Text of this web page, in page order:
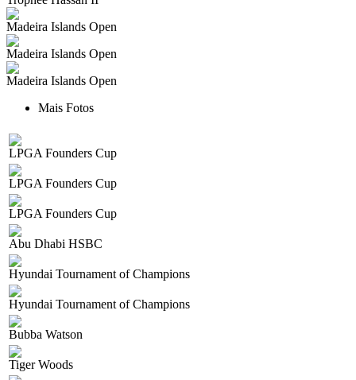
Madeira Islands Open
Madeira Islands Open
Madeira Islands Open
Mais Fotos
LPGA Founders Cup
LPGA Founders Cup
LPGA Founders Cup
Abu Dhabi HSBC
Hyundai Tournament of Champions
Hyundai Tournament of Champions
Bubba Watson
Tiger Woods